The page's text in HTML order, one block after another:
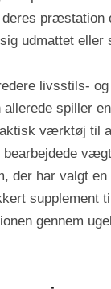
deres
udmattet
livsstils-
spiller
værktøj til
der har valgt en
supplement
gennem